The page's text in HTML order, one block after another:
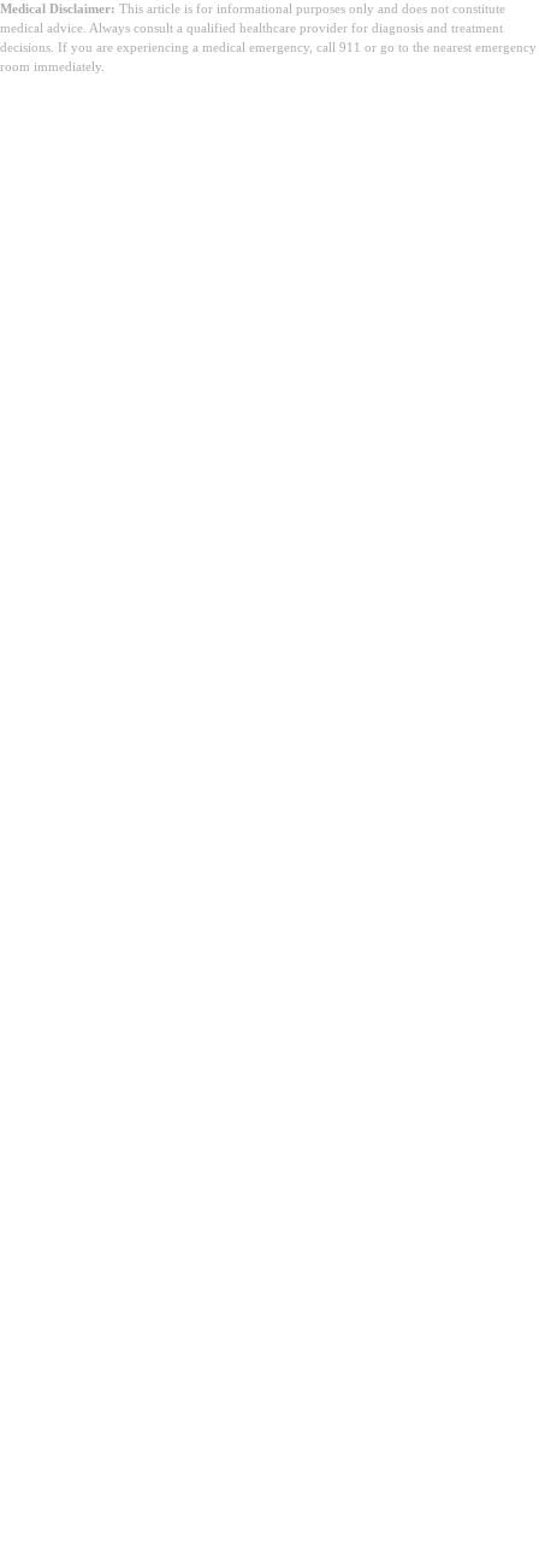
Medical Disclaimer: This article is for informational purposes only and does not constitute
medical advice. Always consult a qualified healthcare provider for diagnosis and treatment
decisions. If you are experiencing a medical emergency, call 911 or go to the nearest emergency
room immediately.